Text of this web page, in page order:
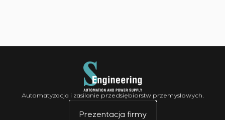
Automatyzacja i zasilanie przedsiębiorstw przemysłowych.
Prezentacja firmy